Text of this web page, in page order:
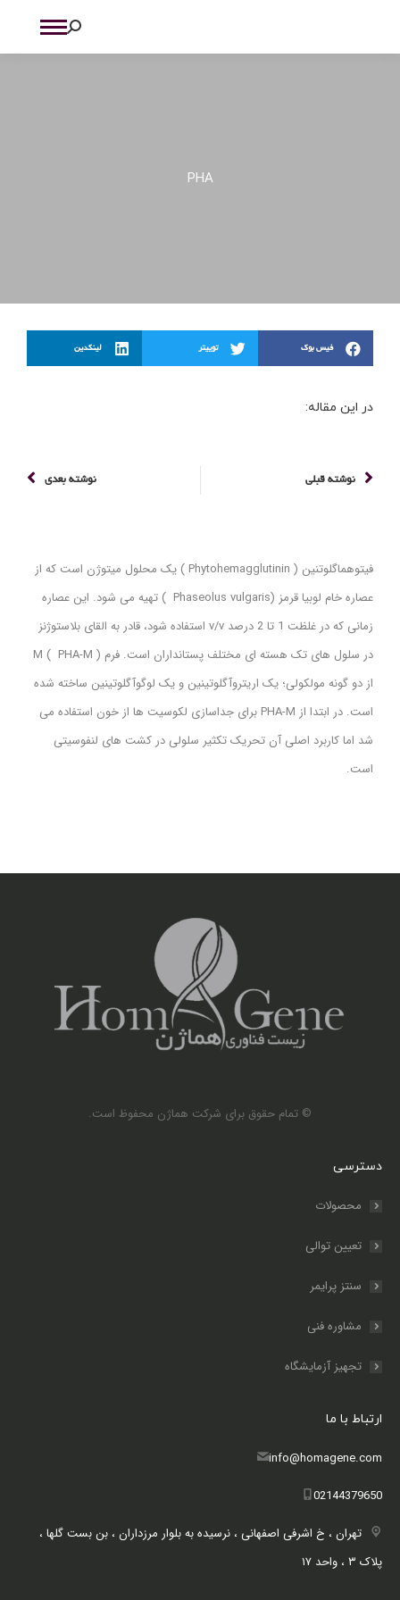
PHA
فیتوهماگلوتنین ( Phytohemagglutinin ) یک محلول میتوژن است که از
عصاره خام لوبیا قرمز (Phaseolus vulgaris ) تهیه می شود. این عصاره
زمانی که در غلظت 1 تا 2 درصد v/v استفاده شود، قادر به القای بلاستوژنز
در سلول های تک هسته ای مختلف پستانداران است. فرم M ( PHA-M )
از دو گونه مولکولی؛ یک اریتروآگلوتینین و یک لوگوآگلوتینین ساخته شده
است. در ابتدا از PHA-M برای جداسازی لکوسیت ها از خون استفاده می
شد اما کاربرد اصلی آن تحریک تکثیر سلولی در کشت های لنفوسیتی
است.
فیس بوک توییتر لینکدین
در این مقاله:
نوشته قبلی نوشته بعدی
© تمام حقوق برای شرکت هماژن محفوظ است.
دسترسی
محصولات
تعیین توالی
سنتز پرایمر
مشاوره فنی
تجهیز آزمایشگاه
ارتباط با ما
info@homagene.com
02144379650
تهران ، خ اشرفی اصفهانی ، نرسیده به بلوار مرزداران ، بن بست گلها ،
پلاک ۳ ، واحد ۱۷